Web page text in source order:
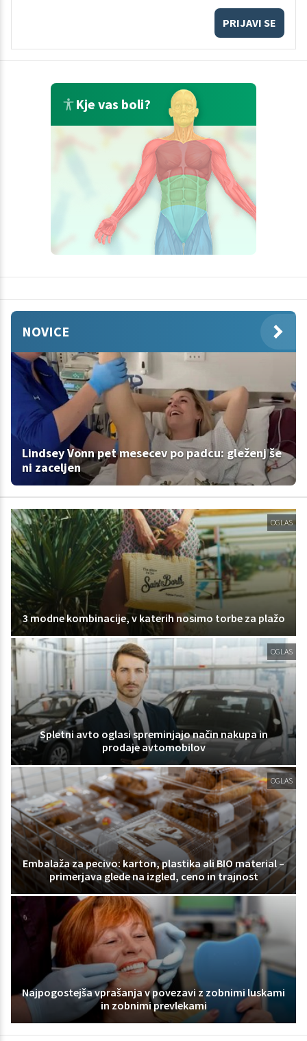
PRIJAVI SE
Kje vas boli?
NOVICE
Lindsey Vonn pet mesecev po padcu: gleženj še
ni zaceljen
OGLAS
3 modne kombinacije, v katerih nosimo torbe za plažo
OGLAS
Spletni avto oglasi spreminjajo način nakupa in
prodaje avtomobilov
OGLAS
Embalaža za pecivo: karton, plastika ali BIO material –
primerjava glede na izgled, ceno in trajnost
Najpogostejša vprašanja v povezavi z zobnimi luskami
in zobnimi prevlekami